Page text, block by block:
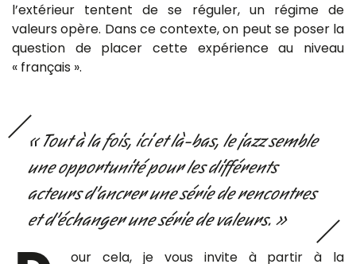
l’extérieur tentent de se réguler, un régime de
valeurs opère. Dans ce contexte, on peut se poser la
question de placer cette expérience au niveau
« français ».
« Tout à la fois, ici et là-bas, le jazz semble
une opportunité pour les différents
acteurs d’ancrer une série de rencontres
et d’échanger une série de valeurs. »
our cela, je vous invite à partir à la